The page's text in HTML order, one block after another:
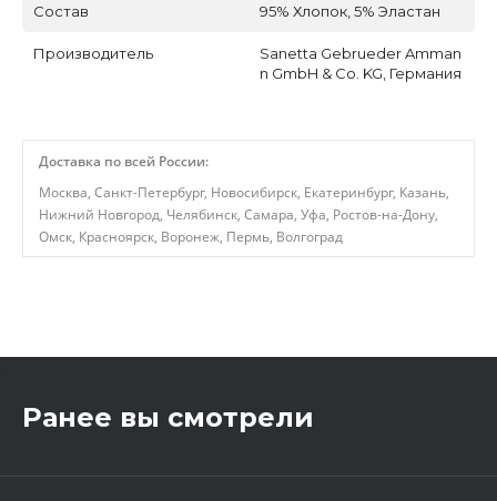
Состав 95% Хлопок, 5% Эластан
Производитель
Sanetta Gebrueder Amman
n GmbH & Co. KG, Германия
Доставка по всей России:
Москва, Санкт-Петербург, Новосибирск, Екатеринбург, Казань,
Нижний Новгород, Челябинск, Самара, Уфа, Ростов-на-Дону,
Омск, Красноярск, Воронеж, Пермь, Волгоград
Ранее вы смотрели